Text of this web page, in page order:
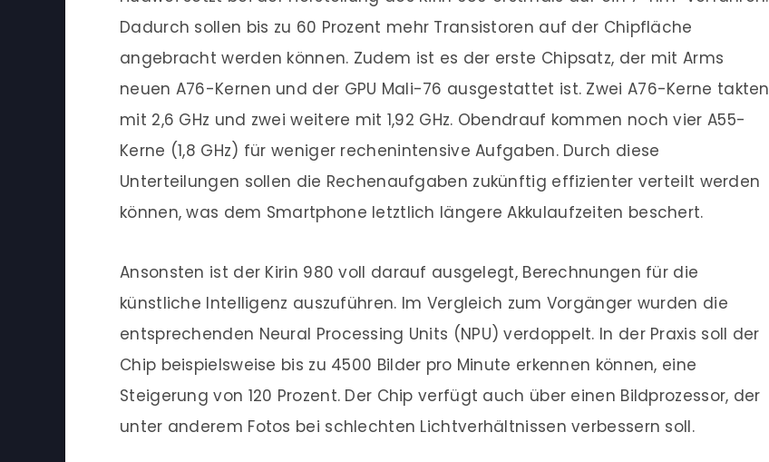
Dadurch sollen bis zu 60 Prozent mehr Transistoren auf der Chipfläche
angebracht werden können. Zudem ist es der erste Chipsatz, der mit Arms
neuen A76-Kernen und der GPU Mali-76 ausgestattet ist. Zwei A76-Kerne takten
mit 2,6 GHz und zwei weitere mit 1,92 GHz. Obendrauf kommen noch vier A55-
Kerne (1,8 GHz) für weniger rechenintensive Aufgaben. Durch diese
Unterteilungen sollen die Rechenaufgaben zukünftig effizienter verteilt werden
können, was dem Smartphone letztlich längere Akkulaufzeiten beschert.
Ansonsten ist der Kirin 980 voll darauf ausgelegt, Berechnungen für die
künstliche Intelligenz auszuführen. Im Vergleich zum Vorgänger wurden die
entsprechenden Neural Processing Units (NPU) verdoppelt. In der Praxis soll der
Chip beispielsweise bis zu 4500 Bilder pro Minute erkennen können, eine
Steigerung von 120 Prozent. Der Chip verfügt auch über einen Bildprozessor, der
unter anderem Fotos bei schlechten Lichtverhältnissen verbessern soll.